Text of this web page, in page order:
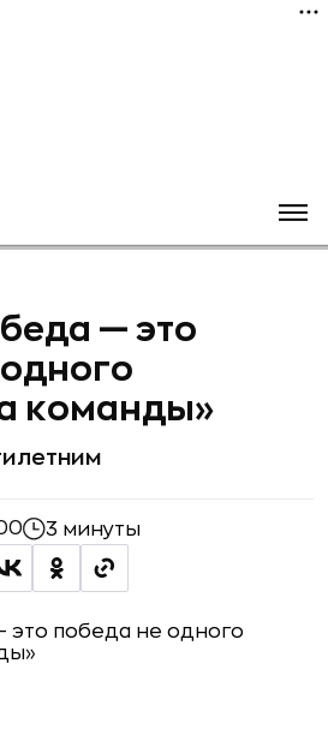
— это
команды»
3 минуты